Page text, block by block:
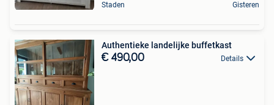
Staden Gisteren
Authentieke landelijke buffetkast
€ 490,00 Details